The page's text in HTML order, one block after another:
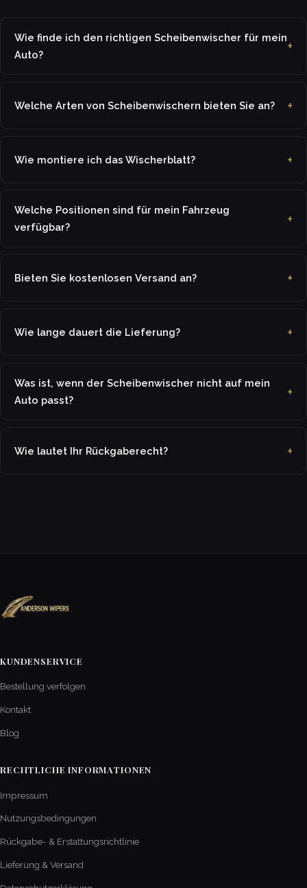
Wie finde ich den richtigen Scheibenwischer für mein
Auto?
Welche Arten von Scheibenwischern bieten Sie an?
Wie montiere ich das Wischerblatt?
Welche Positionen sind für mein Fahrzeug
verfügbar?
Bieten Sie kostenlosen Versand an?
Wie lange dauert die Lieferung?
Was ist, wenn der Scheibenwischer nicht auf mein
Auto passt?
Wie lautet Ihr Rückgaberecht?
KUNDENSERVICE
Bestellung verfolgen
Kontakt
Blog
RECHTLICHE INFORMATIONEN
Impressum
Nutzungsbedingungen
Rückgabe- & Erstattungsrichtlinie
Lieferung & Versand